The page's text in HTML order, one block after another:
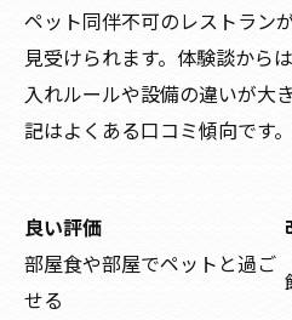
ペット同伴不可のレストラン
見受けられます。体験談から
入れルールや設備の違いが大
記はよくある口コミ傾向です。
良い評価
部屋食や部屋でペットと過ご
せる